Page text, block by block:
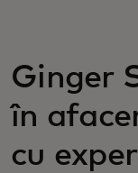
Ginger
în
cu